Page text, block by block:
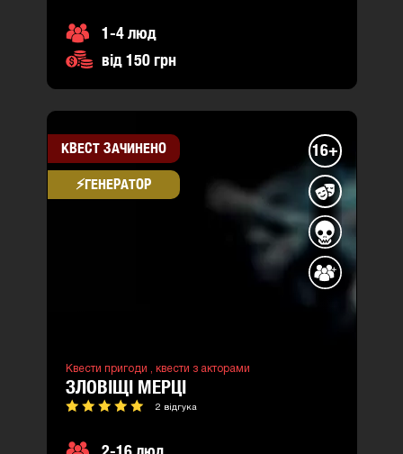
1-4 люд
від 150 грн
КВЕСТ ЗАЧИНЕНО
⚡​ГЕНЕРАТОР
16+
Квести пригоди , квести з акторами
ЗЛОВІЩІ МЕРЦІ
2 відгука